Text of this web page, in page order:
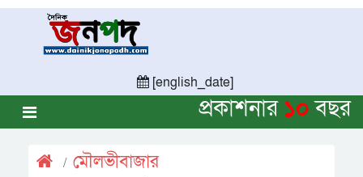
[english_date]
প্রকাশনার ১০বছর
মৌলভীবাজার